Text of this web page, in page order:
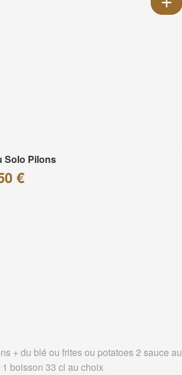
Solo Pilons
€
+ du blé ou frites ou potatoes 2 sauce au
boisson 33 cl au choix